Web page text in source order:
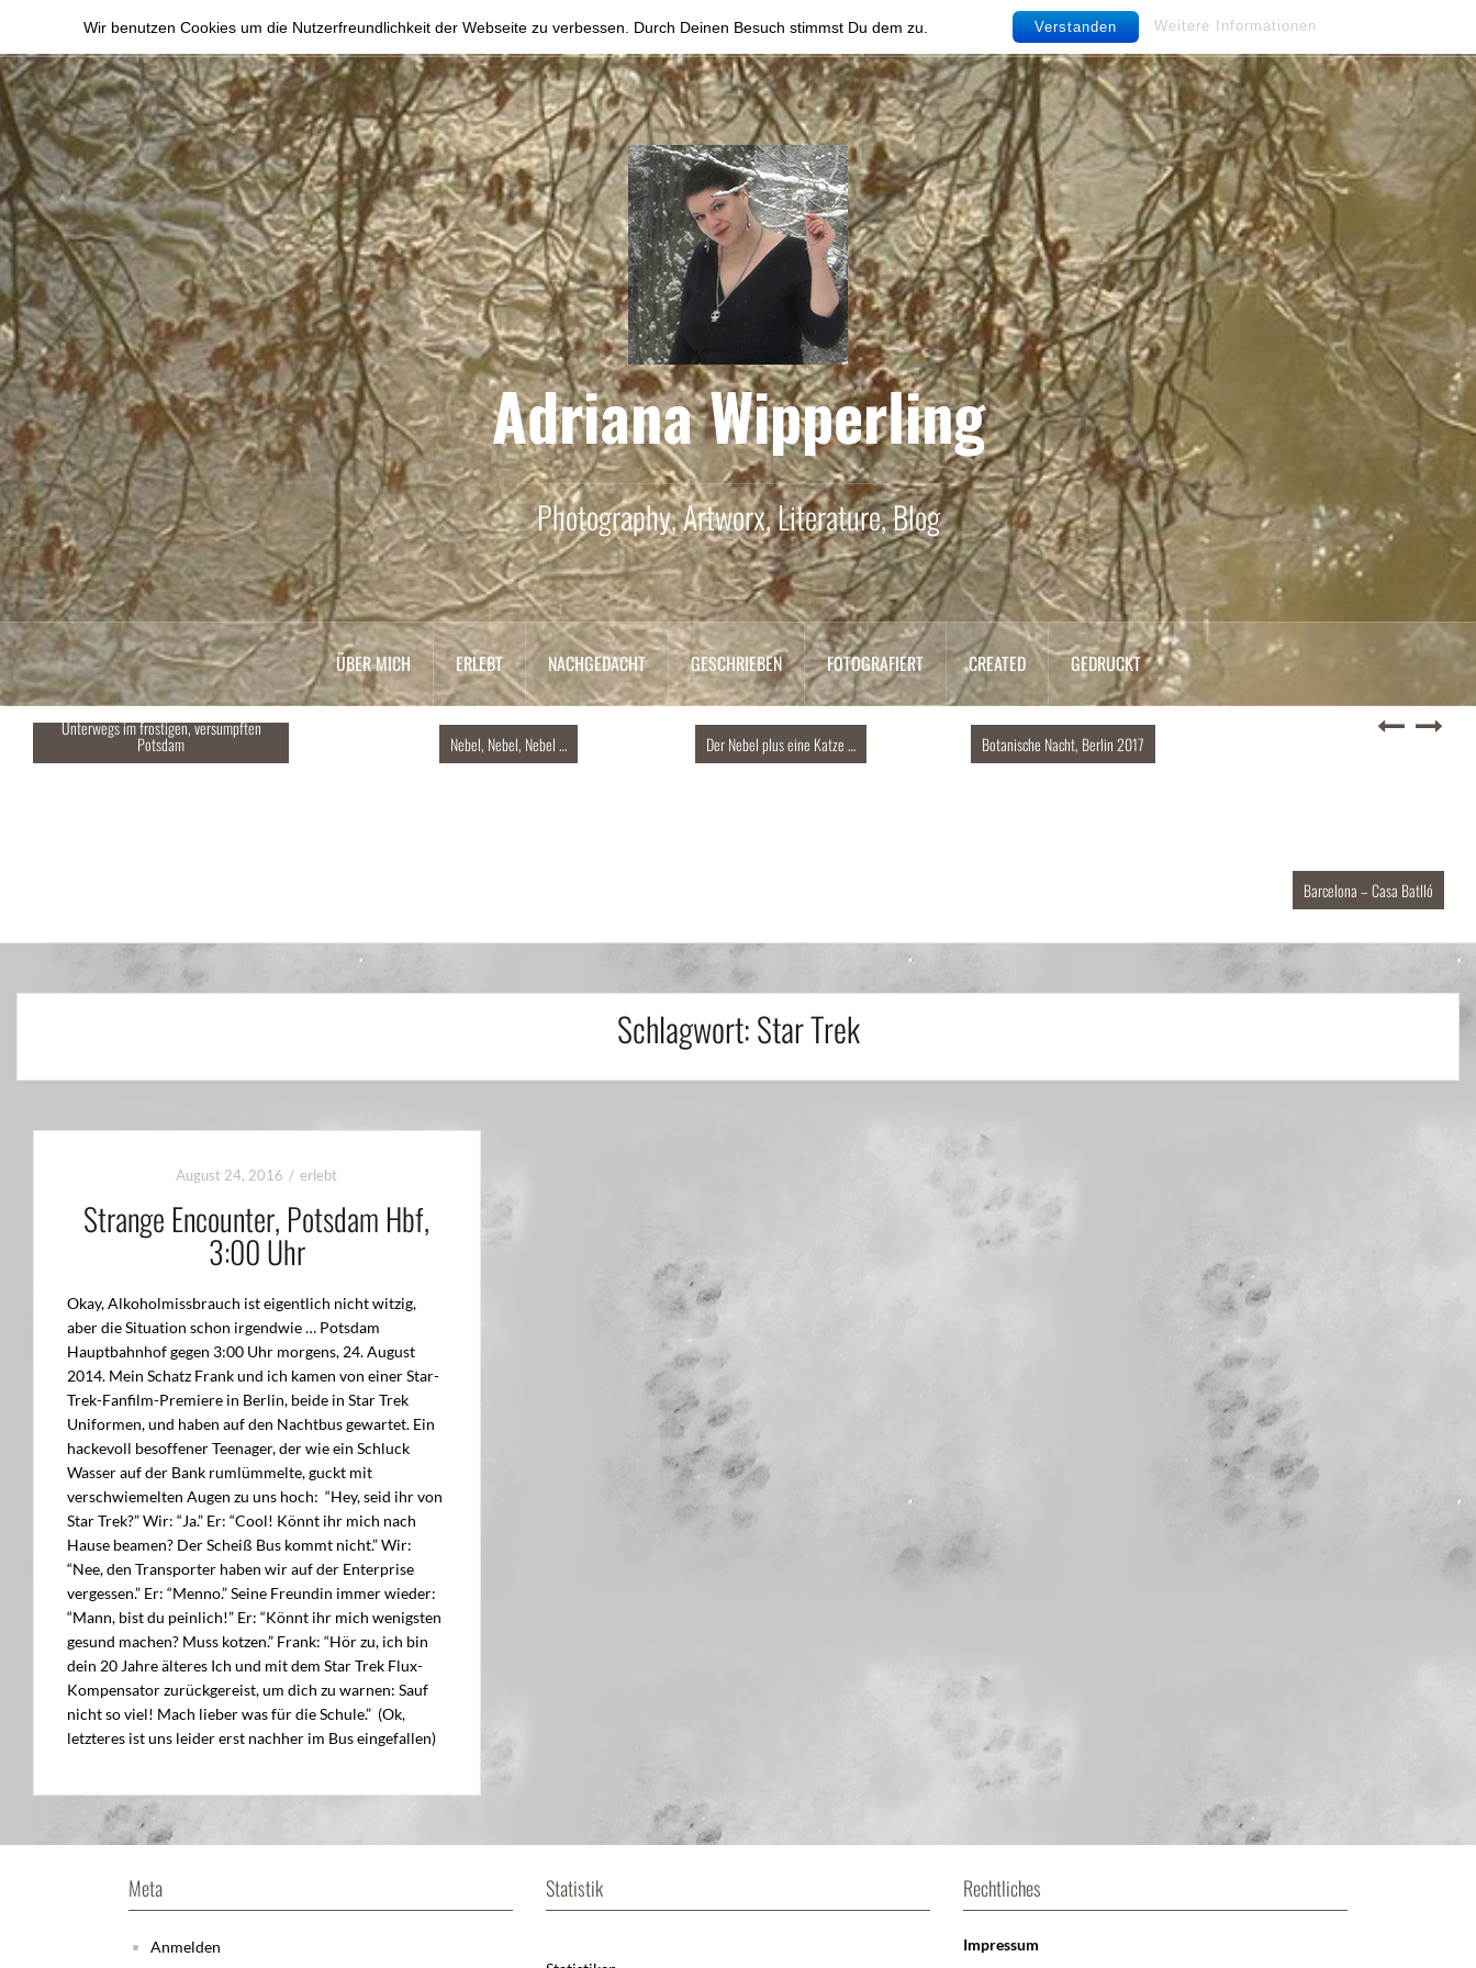
Wir benutzen Cookies um die Nutzerfreundlichkeit der Webseite zu verbessen. Durch Deinen Besuch stimmst Du dem zu. Verstanden Weitere Informationen
springen
Adriana Wipperling
Photography, Artworx, Literature, Blog
ÜBER MICH ERLEBT NACHGEDACHT GESCHRIEBEN FOTOGRAFIERT CREATED GEDRUCKT
Unterwegs im frostigen, versumpften
Potsdam Nebel, Nebel, Nebel … Der Nebel plus eine Katze … Botanische Nacht, Berlin 2017
Schlagwort:Star Trek
August 24, 2016 erlebt
Strange Encounter, Potsdam Hbf,
3:00 Uhr
Okay, Alkoholmissbrauch ist eigentlich nicht witzig,
aber die Situation schon irgendwie … Potsdam
Hauptbahnhof gegen 3:00 Uhr morgens, 24. August
2014. Mein Schatz Frank und ich kamen von einer Star-
Trek-Fanfilm-Premiere in Berlin, beide in Star Trek
Uniformen, und haben auf den Nachtbus gewartet. Ein
hackevoll besoffener Teenager, der wie ein Schluck
Wasser auf der Bank rumlümmelte, guckt mit
verschwiemelten Augen zu uns hoch: “Hey, seid ihr von
Star Trek?” Wir: “Ja.” Er: “Cool! Könnt ihr mich nach
Hause beamen? Der Scheiß Bus kommt nicht.” Wir:
“Nee, den Transporter haben wir auf der Enterprise
vergessen.” Er: “Menno.” Seine Freundin immer wieder:
“Mann, bist du peinlich!” Er: “Könnt ihr mich wenigsten
gesund machen? Muss kotzen.” Frank: “Hör zu, ich bin
dein 20 Jahre älteres Ich und mit dem Star Trek Flux-
Kompensator zurückgereist, um dich zu warnen: Sauf
nicht so viel! Mach lieber was für die Schule.” (Ok,
letzteres ist uns leider erst nachher im Bus eingefallen)
Meta
Anmelden
Statistik Rechtliches
Impressum